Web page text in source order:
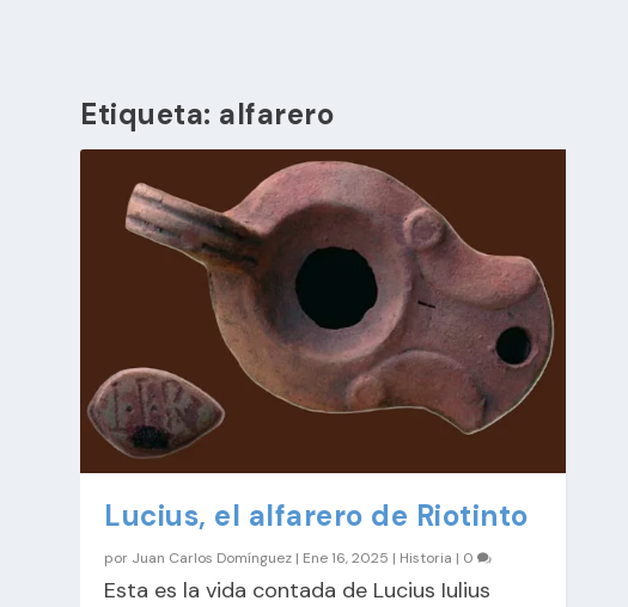
Etiqueta: alfarero
Lucius, el alfarero de Riotinto
por Juan Carlos Domínguez | Ene 16, 2025 | Historia | 0
Esta es la vida contada de Lucius Iulius